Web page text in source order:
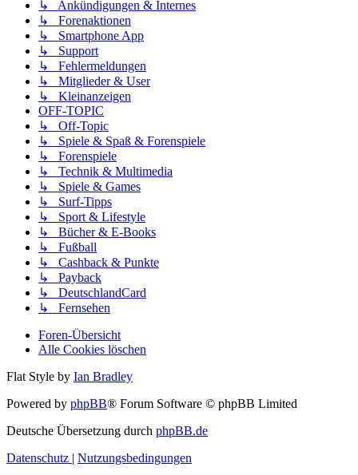
↳ Ankündigungen & Internes
↳ Forenaktionen
↳ Smartphone App
↳ Support
↳ Fehlermeldungen
↳ Mitglieder & User
↳ Kleinanzeigen
OFF-TOPIC
↳ Off-Topic
↳ Spiele & Spaß & Forenspiele
↳ Forenspiele
↳ Technik & Multimedia
↳ Spiele & Games
↳ Surf-Tipps
↳ Sport & Lifestyle
↳ Bücher & E-Books
↳ Fußball
↳ Cashback & Punkte
↳ Payback
↳ DeutschlandCard
↳ Fernsehen
Foren-Übersicht
Alle Cookies löschen
Flat Style by Ian Bradley
Powered by phpBB® Forum Software © phpBB Limited
Deutsche Übersetzung durch phpBB.de
Datenschutz | Nutzungsbedingungen